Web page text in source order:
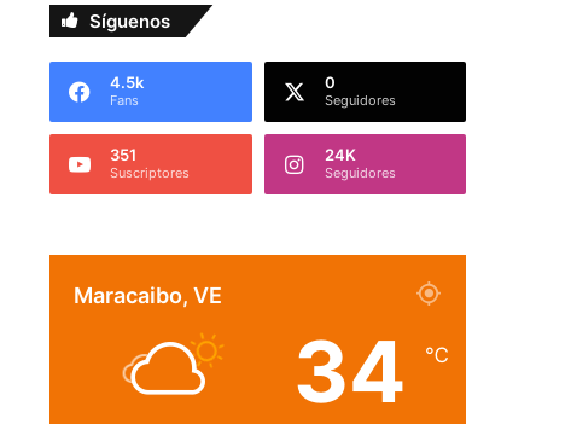
Síguenos
4.5k
Fans
0
Seguidores
351
Suscriptores
24K
Seguidores
Maracaibo, VE
34 ℃